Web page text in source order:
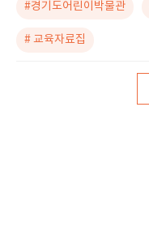
#경기도어린이박물관
# 교육자료집